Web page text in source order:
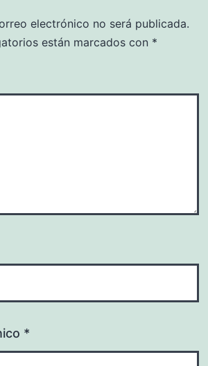
electrónico no será publicada.
están marcados con *
*